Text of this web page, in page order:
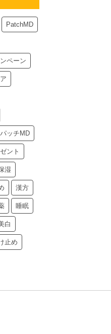
PatchMD
ペーン
パッチMD
ント
湿
漢方
睡眠
白
止め